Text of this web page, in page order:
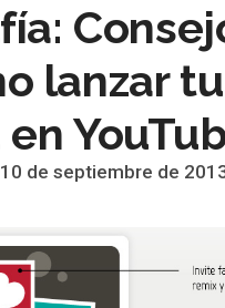
lanzar tu
10 de septiembre de